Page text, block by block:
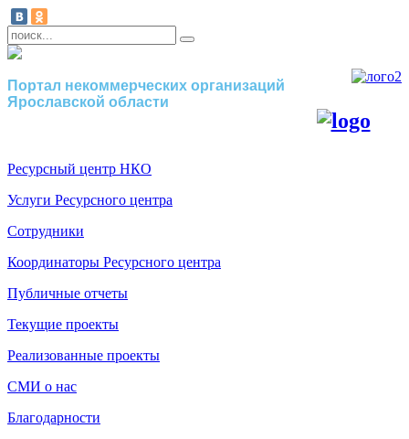
Портал некоммерческих организаций
Ярославской области
Ресурсный центр НКО
Услуги Ресурсного центра
Сотрудники
Координаторы Ресурсного центра
Публичные отчеты
Текущие проекты
Реализованные проекты
СМИ о нас
Благодарности